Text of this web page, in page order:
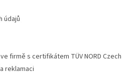
údajů
firmě s certifikátem TÜV NORD Czech
reklamaci